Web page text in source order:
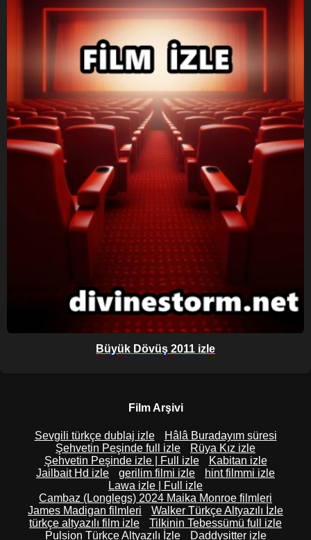
Büyük Dövüş 2011 izle
Film Arşivi
Sevgili türkçe dublaj izle
Hâlâ Buradayım süresi
Şehvetin Peşinde full izle
Rüya Kız izle
Şehvetin Peşinde izle | Full izle
Kabitan izle
Jailbait Hd izle
gerilim filmi izle
hint filmmi izle
Lawa izle | Full izle
Cambaz (Longlegs) 2024 Maika Monroe filmleri
James Madigan filmleri
Walker Türkçe Altyazılı İzle
türkçe altyazılı film izle
Tilkinin Tebessümü full izle
Pulsion Türkçe Altyazılı İzle
Daddysitter izle